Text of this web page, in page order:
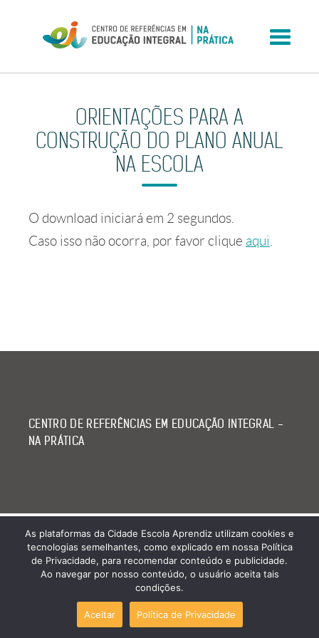
ORIENTAÇÕES PARA A
CONSTRUÇÃO DO PLANO ANUAL
NA ESCOLA
O download iniciará em 2 segundos.
Caso isso não ocorra, por favor clique aqui
CENTRO DE REFERÊNCIAS EM EDUCAÇÃO INTEGRAL -
NA PRÁTICA
As plataformas da Cidade Escola Aprendiz utilizam cookies e
tecnologias semelhantes, como explicado em nossa Política
de Privacidade, para recomendar conteúdo e publicidade.
Ao navegar por nosso conteúdo, o usuário aceita tais
condições.
Aceitar Política de Privacidade